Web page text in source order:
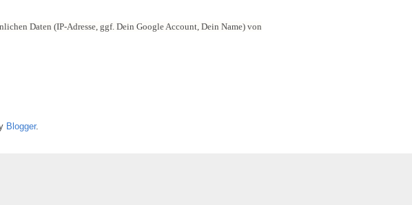
Daten (IP-Adresse, ggf. Dein Google Account, Dein Name) von
Blogger.